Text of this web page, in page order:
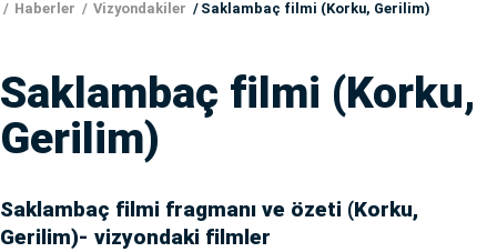
Haberler Vizyondakiler Saklambaç filmi (Korku, Gerilim)
Saklambaç filmi (Korku,
Gerilim)
Saklambaç filmi fragmanı ve özeti (Korku,
Gerilim)- vizyondaki filmler